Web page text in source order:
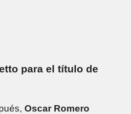
para el título de
Oscar Romero